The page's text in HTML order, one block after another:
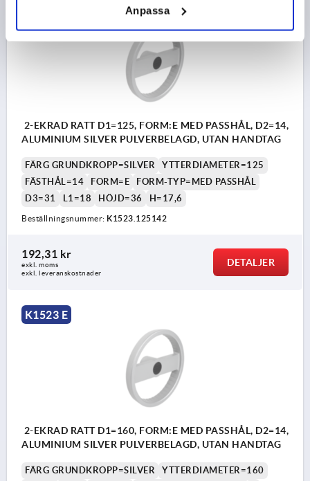
Anpassa
2-EKRAD RATT D1=125, FORM:E MED PASSHÅL, D2=14,
ALUMINIUM SILVER PULVERBELAGD, UTAN HANDTAG
FÄRG GRUNDKROPP=SILVER
YTTERDIAMETER=125
FÄSTHÅL=14
FORM=E
FORM-TYP=MED PASSHÅL
D3=31
L1=18 HÖJD=36 H=17,6
Beställningsnummer: K1523.125142
192,31 kr
exkl. moms
exkl. leveranskostnader
DETALJER
K1523 E
2-EKRAD RATT D1=160, FORM:E MED PASSHÅL, D2=14,
ALUMINIUM SILVER PULVERBELAGD, UTAN HANDTAG
FÄRG GRUNDKROPP=SILVER
YTTERDIAMETER=160